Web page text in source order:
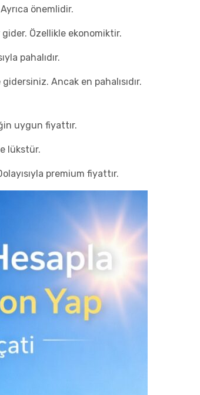
önemlidir.
Özellikle ekonomiktir.
pahalıdır.
Ancak en pahalısıdır.
uygun fiyattır.
lükstür.
premium fiyattır.